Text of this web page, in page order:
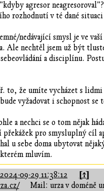
agresor
rozhodnutí v té dané
nedávající smysl je ve
Ale nechtěl jsem už být
a disciplínu.
to, že umíte vycházet s
vyžadovat i schopnost
a nechci se o tom nějak
pro smysluplný cíl
u sebe doma ubytovat
mluvím.
2024-09-29 11:38:12 [↑]
Mail: urza v doméně